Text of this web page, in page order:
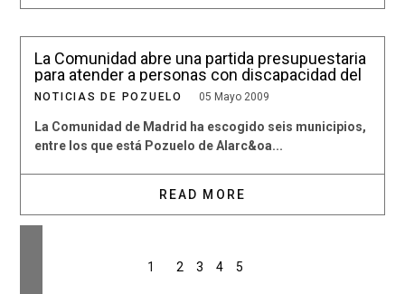
La Comunidad abre una partida presupuestaria
para atender a personas con discapacidad del
municipio
NOTICIAS DE POZUELO 05 Mayo 2009
La Comunidad de Madrid ha escogido seis municipios,
entre los que está Pozuelo de Alarc&oa...
READ MORE
1 2 3 4 5